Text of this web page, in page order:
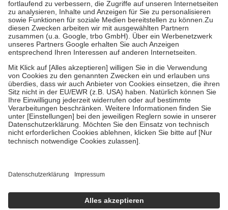
Diese Regeln gelten grundsätzlich auch für Online-Apotheken.
Bei Heilmitteln und häuslicher Krankenpflege beträgt die
Zuzahlung zehn Prozent der Kosten sowie zehn Euro je
Verordnung.
Um das Engagement der Versicherten für ihre eigene Gesundheit zu
stärken und die besondere Stellung der Familie zu unterstützen,
fallenkeine Zuzahlungenan bei:
• Kindern und Jugendlichen bis zum vollendeten 18. Lebensjahr
mit Ausnahme der Fahrkosten
• Untersuchungen zur Vorsorge und Früherkennung, die von der
GKV getragen werden
• empfohlenen Schutzimpfungen
• Harn- und Blutteststreifen
getroffen, um sicherzustellen, dass es sich um echte Bewertungen
https://help.etrusted.com/hc/de/articles/4419944605341